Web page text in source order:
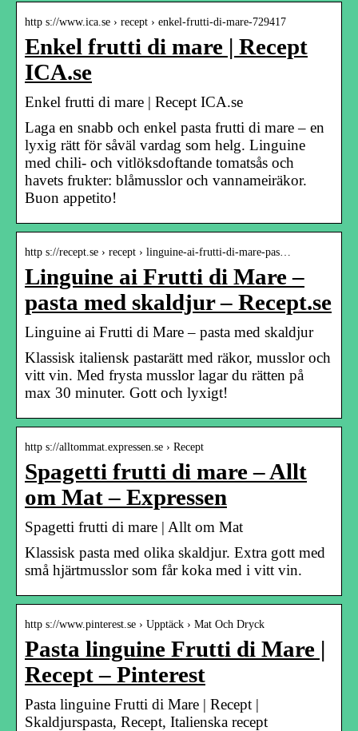
http s://www.ica.se › recept › enkel-frutti-di-mare-729417
Enkel frutti di mare | Recept
ICA.se
Enkel frutti di mare | Recept ICA.se
Laga en snabb och enkel pasta frutti di mare – en
lyxig rätt för såväl vardag som helg. Linguine
med chili- och vitlöksdoftande tomatsås och
havets frukter: blåmusslor och vannameiräkor.
Buon appetito!
http s://recept.se › recept › linguine-ai-frutti-di-mare-pas…
Linguine ai Frutti di Mare –
pasta med skaldjur – Recept.se
Linguine ai Frutti di Mare – pasta med skaldjur
Klassisk italiensk pastarätt med räkor, musslor och
vitt vin. Med frysta musslor lagar du rätten på
max 30 minuter. Gott och lyxigt!
http s://alltommat.expressen.se › Recept
Spagetti frutti di mare – Allt
om Mat – Expressen
Spagetti frutti di mare | Allt om Mat
Klassisk pasta med olika skaldjur. Extra gott med
små hjärtmusslor som får koka med i vitt vin.
http s://www.pinterest.se › Upptäck › Mat Och Dryck
Pasta linguine Frutti di Mare |
Recept – Pinterest
Pasta linguine Frutti di Mare | Recept |
Skaldjurspasta, Recept, Italienska recept